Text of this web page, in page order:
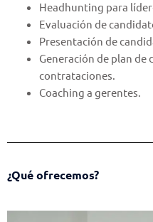
Headhunting para
Evaluación de
Presentación de
Generación de plan de
contrataciones.
Coaching a gerentes.
¿Qué ofrecemos?